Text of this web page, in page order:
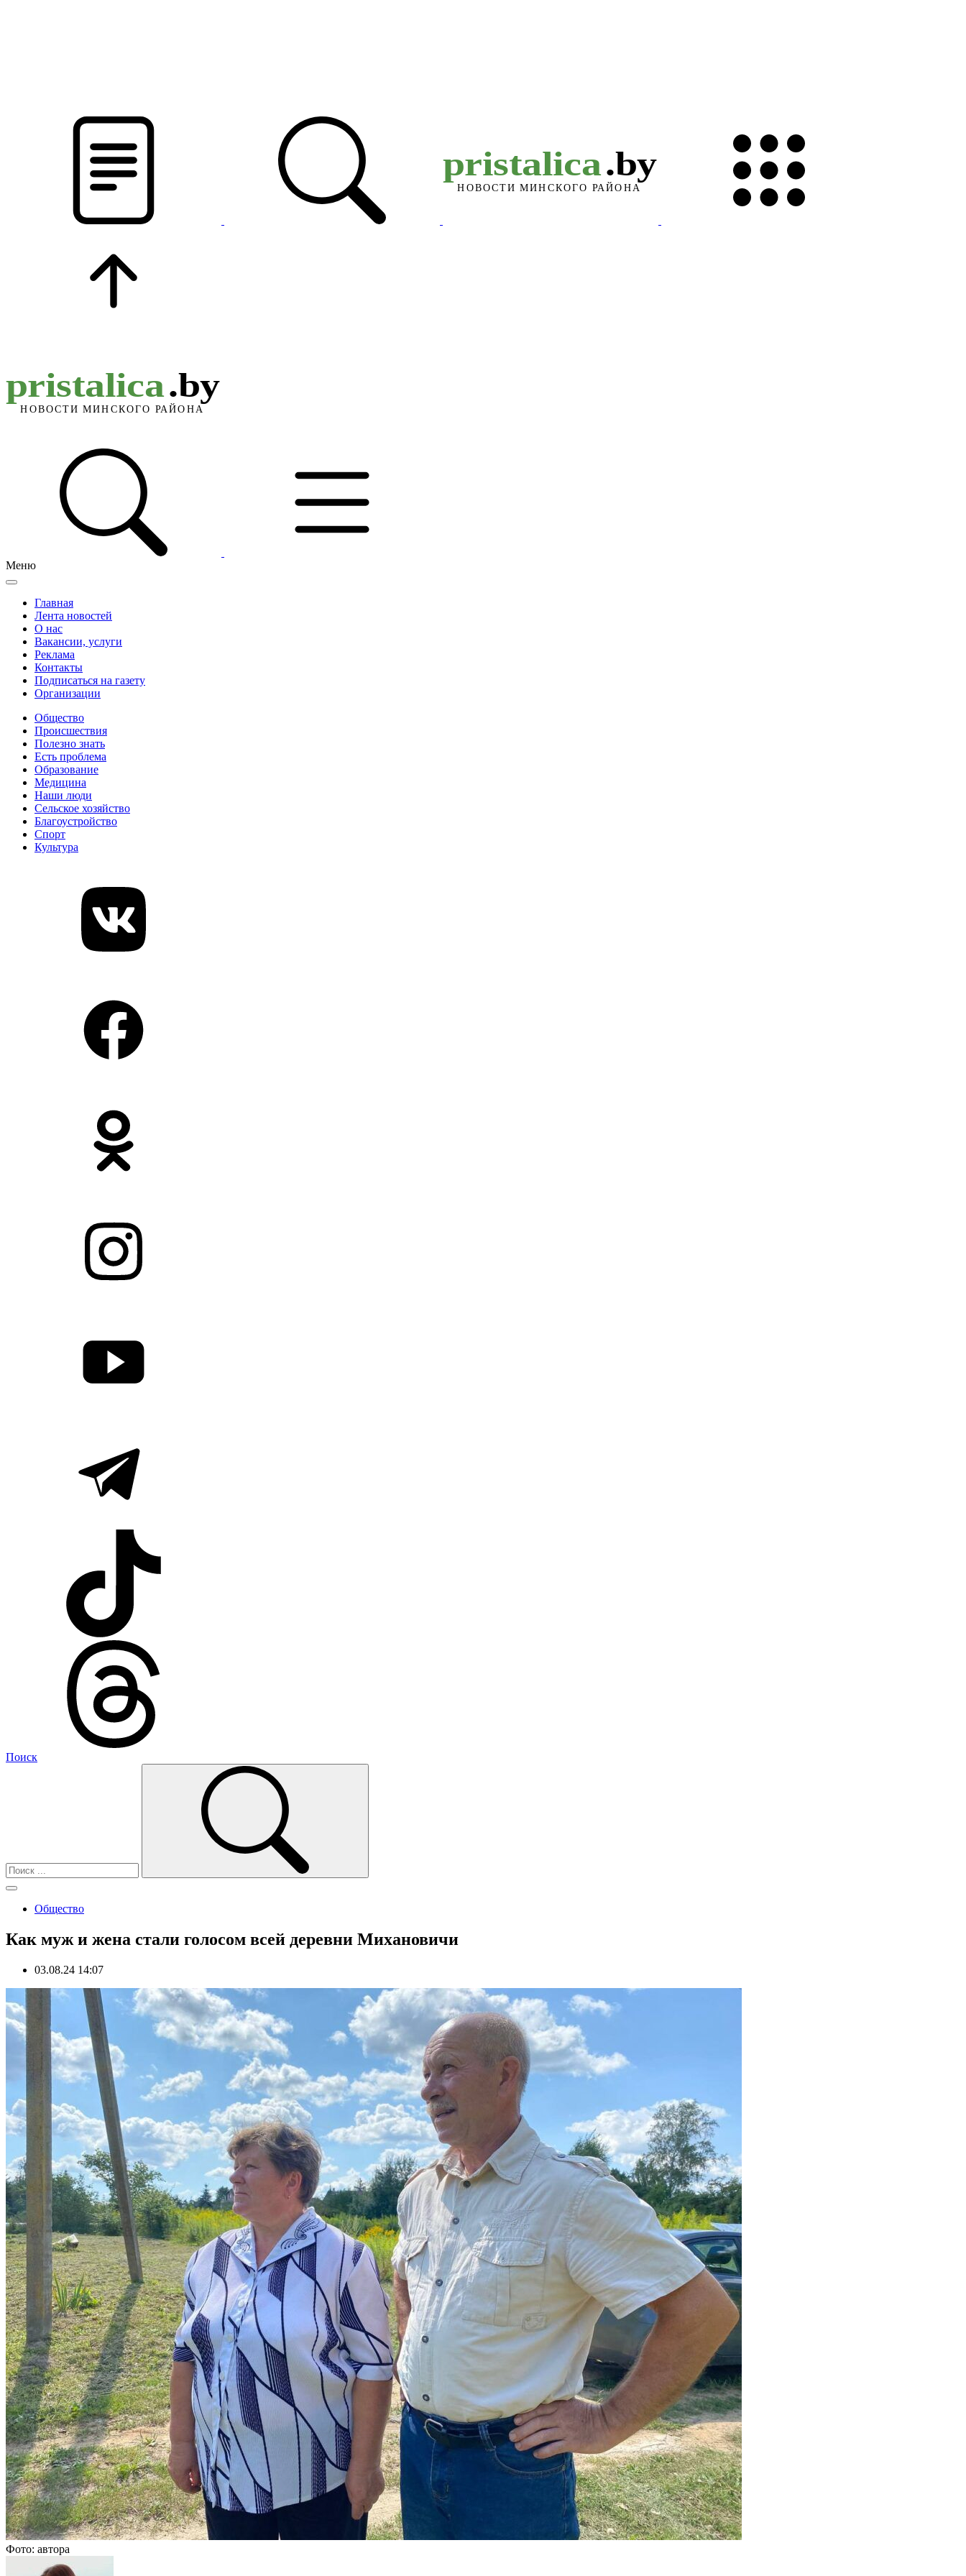
Меню
Главная
Лента новостей
О нас
Вакансии, услуги
Реклама
Контакты
Подписаться на газету
Организации
Общество
Происшествия
Полезно знать
Есть проблема
Образование
Медицина
Наши люди
Сельское хозяйство
Благоустройство
Спорт
Культура
Поиск
Общество
Как муж и жена стали голосом всей деревни Михановичи
03.08.24 14:07
Фото: автора